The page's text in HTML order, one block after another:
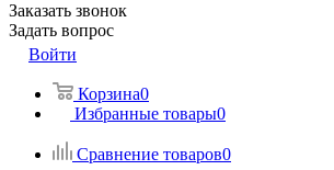
Заказать звонок
Задать вопрос
Войти
Корзина0
Избранные товары0
Сравнение товаров0